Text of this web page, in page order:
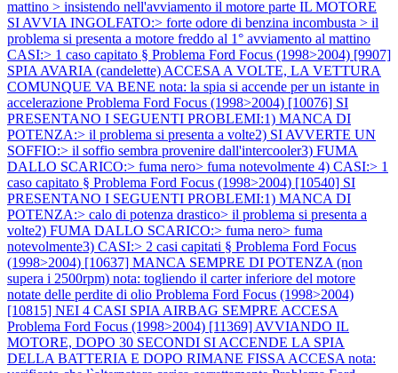
mattino > insistendo nell'avviamento il motore parte IL MOTORE
SI AVVIA INGOLFATO:> forte odore di benzina incombusta > il
problema si presenta a motore freddo al 1° avviamento al mattino
CASI:> 1 caso capitato § Problema Ford Focus (1998>2004) [9907]
SPIA AVARIA (candelette) ACCESA A VOLTE, LA VETTURA
COMUNQUE VA BENE nota: la spia si accende per un istante in
accelerazione Problema Ford Focus (1998>2004) [10076] SI
PRESENTANO I SEGUENTI PROBLEMI:1) MANCA DI
POTENZA:> il problema si presenta a volte2) SI AVVERTE UN
SOFFIO:> il soffio sembra provenire dall'intercooler3) FUMA
DALLO SCARICO:> fuma nero> fuma notevolmente 4) CASI:> 1
caso capitato § Problema Ford Focus (1998>2004) [10540] SI
PRESENTANO I SEGUENTI PROBLEMI:1) MANCA DI
POTENZA:> calo di potenza drastico> il problema si presenta a
volte2) FUMA DALLO SCARICO:> fuma nero> fuma
notevolmente3) CASI:> 2 casi capitati § Problema Ford Focus
(1998>2004) [10637] MANCA SEMPRE DI POTENZA (non
supera i 2500rpm) nota: togliendo il carter inferiore del motore
notate delle perdite di olio Problema Ford Focus (1998>2004)
[10815] NEI 4 CASI SPIA AIRBAG SEMPRE ACCESA
Problema Ford Focus (1998>2004) [11369] AVVIANDO IL
MOTORE, DOPO 30 SECONDI SI ACCENDE LA SPIA
DELLA BATTERIA E DOPO RIMANE FISSA ACCESA nota: